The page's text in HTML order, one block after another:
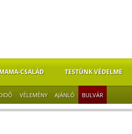
CSALÁD TESTÜNK VÉDELME
VÉLEMÉNY AJÁNLÓ BULVÁR